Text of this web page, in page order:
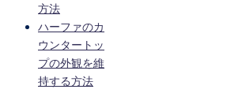
方法
ハーファのカ
ウンタートッ
プの外観を維
持する方法